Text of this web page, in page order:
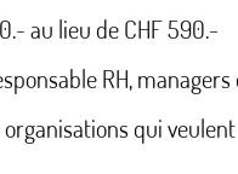
au lieu de CHF 590.-
RH,
qui